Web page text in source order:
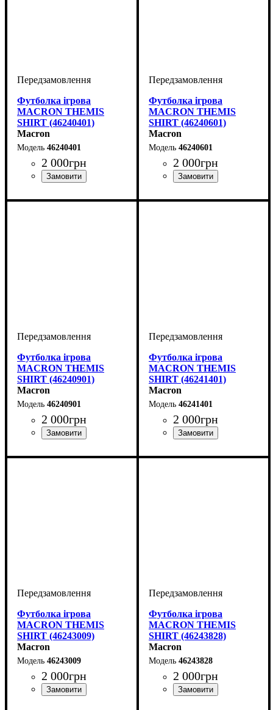
Футболка ігрова
MACRON THEMIS
SHIRT (46240401)
Macron
46240401
2 000грн
Футболка ігрова
MACRON THEMIS
SHIRT (46240601)
Macron
46240601
2 000грн
Футболка ігрова
MACRON THEMIS
SHIRT (46240901)
Macron
46240901
2 000грн
Футболка ігрова
MACRON THEMIS
SHIRT (46241401)
Macron
46241401
2 000грн
Футболка ігрова
MACRON THEMIS
SHIRT (46243009)
Macron
46243009
2 000грн
Футболка ігрова
MACRON THEMIS
SHIRT (46243828)
Macron
46243828
2 000грн